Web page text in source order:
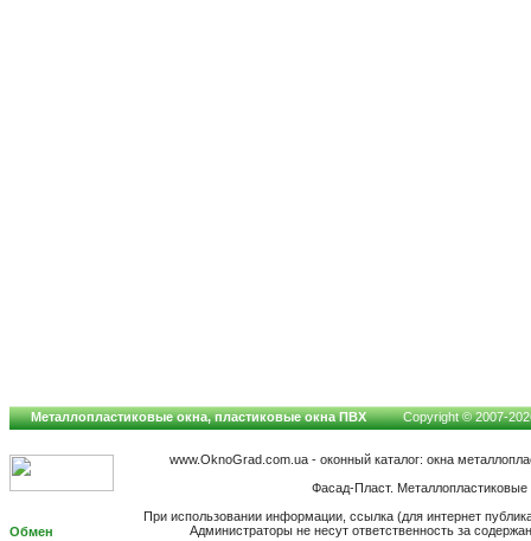
Металлопластиковые окна, пластиковые окна ПВХ Copyright © 2007-
www.OknoGrad.com.ua - оконный каталог: окна
Фасад-Пласт.
При использовании информации, ссылка (для интернет
Администраторы не несут ответственность за
Обмен